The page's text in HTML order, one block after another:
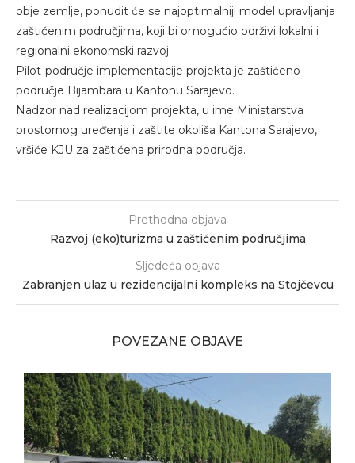
obje zemlje, ponudit će se najoptimalniji model upravljanja
zaštićenim područjima, koji bi omogućio održivi lokalni i
regionalni ekonomski razvoj.
Pilot-područje implementacije projekta je zaštićeno
područje Bijambara u Kantonu Sarajevo.
Nadzor nad realizacijom projekta, u ime Ministarstva
prostornog uređenja i zaštite okoliša Kantona Sarajevo,
vršiće KJU za zaštićena prirodna područja.
Prethodna objava
Razvoj (eko)turizma u zaštićenim područjima
Sljedeća objava
Zabranjen ulaz u rezidencijalni kompleks na Stojčevcu
POVEZANE OBJAVE